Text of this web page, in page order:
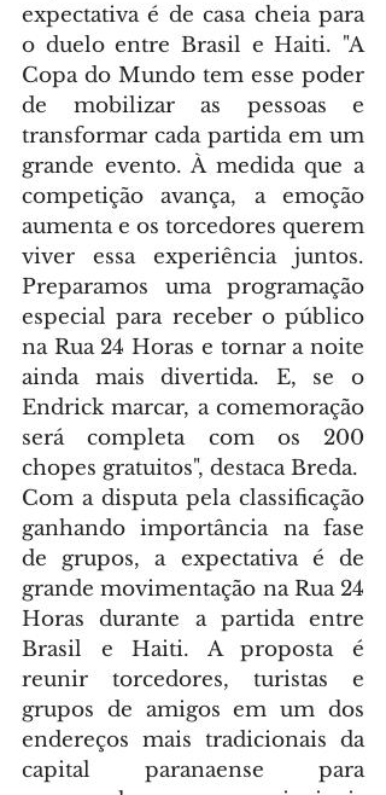
expectativa é de casa cheia para
o duelo entre Brasil e Haiti. "A
Copa do Mundo tem esse poder
de mobilizar as pessoas e
transformar cada partida em um
grande evento. À medida que a
competição avança, a emoção
aumenta e os torcedores querem
viver essa experiência juntos.
Preparamos uma programação
especial para receber o público
na Rua 24 Horas e tornar a noite
ainda mais divertida. E, se o
Endrick marcar, a comemoração
será completa com os 200
chopes gratuitos", destaca Breda.
Com a disputa pela classificação
ganhando importância na fase
de grupos, a expectativa é de
grande movimentação na Rua 24
Horas durante a partida entre
Brasil e Haiti. A proposta é
reunir torcedores, turistas e
grupos de amigos em um dos
endereços mais tradicionais da
capital paranaense para